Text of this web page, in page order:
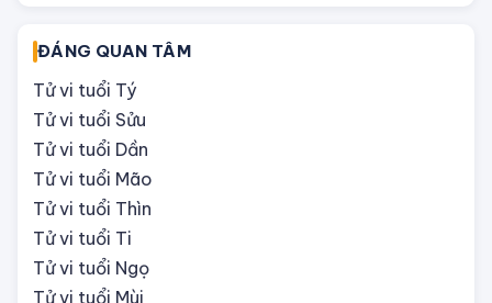
ĐÁNG QUAN TÂM
Tử vi tuổi Tý
Tử vi tuổi Sửu
Tử vi tuổi Dần
Tử vi tuổi Mão
Tử vi tuổi Thìn
Tử vi tuổi Ti